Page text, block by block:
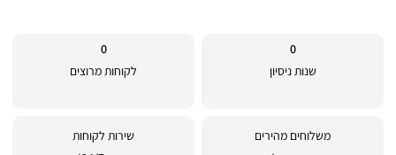
0
שנות ניסיון
0
לקוחות מרוצים
משלוחים מהירים
שירות לקוחות